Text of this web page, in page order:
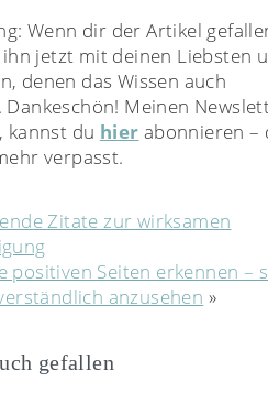
Wenn dir der Artikel
jetzt mit deinen Liebsten
denen das Wissen auch
Meinen
kannst du hier abonnieren –
verpasst.
Zitate zur wirksamen
positiven Seiten erkennen –
anzusehen »
gefallen